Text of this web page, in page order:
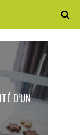
D’UN